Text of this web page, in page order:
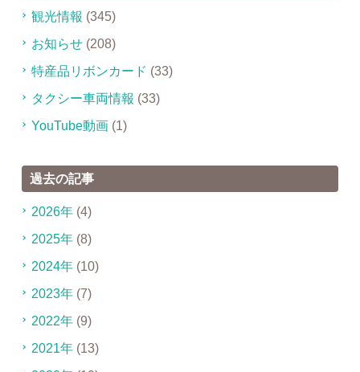
観光情報 (345)
お知らせ(208)
特産品リボンカード (33)
タクシー車両情報 (33)
YouTube動画(1)
過去の記事
2026年(4)
2025年(8)
2024年(10)
2023年(7)
2022年(9)
2021年(13)